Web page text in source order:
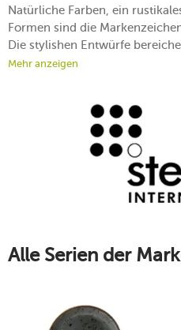
Natürliche Farben, ein
Formen sind die
Die stylishen Entwürfe
bei Ihren Gästen für
Einzigartigkeit der
statten Sie Ihren Haushalt mit
Tellern, Tassen und Schalen aus.
Mehr anzeigen
Alle Serien der